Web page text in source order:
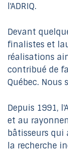
l'ADRIQ.
Devant
finalistes et
réalisations
contribué de
Québec. Nous
Depuis 1991,
et au
bâtisseurs qui
la recherche